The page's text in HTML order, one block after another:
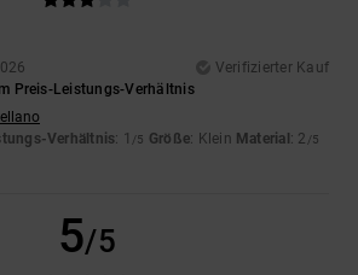
Verifizierter Kauf
Preis-Leistungs-Verhältnis
Verhältnis: 1 /5 Größe: Klein Material: 2 /5
5/5